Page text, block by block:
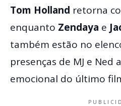
Tom Holland retorna
enquanto Zendaya e
também estão no
presenças de MJ e Ned
emocional do último